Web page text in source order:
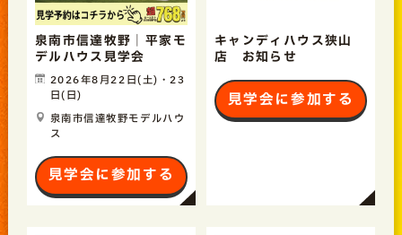
泉南市信達牧野｜平家モ
デルハウス見学会
2026年8月22日(土)・23
日(日)
泉南市信達牧野モデルハウ
ス
見学会に参加する
キャンディハウス狭山
店 お知らせ
見学会に参加する